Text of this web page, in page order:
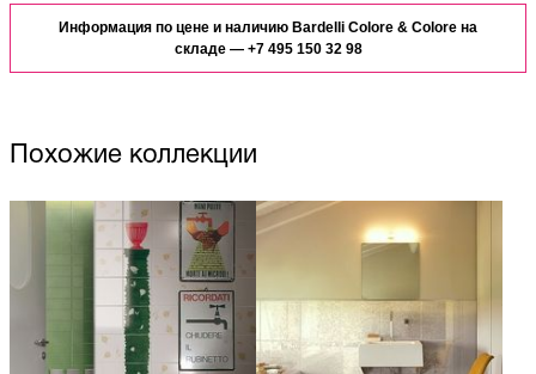
отделке Вашего помещения, закажите бесплатный дизайн-проект с
использованием элементов коллекции Bardelli Colore & Colore.
Информация по цене и наличию Bardelli Colore & Colore на
складе — +7 495 150 32 98
Похожие коллекции